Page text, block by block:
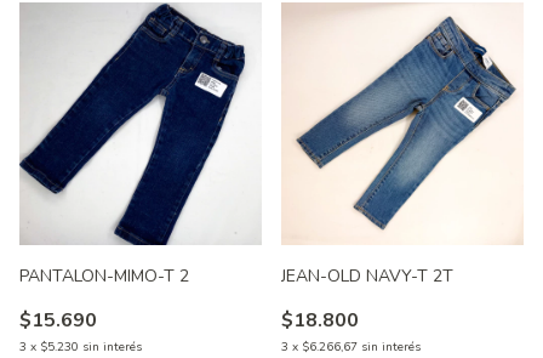
PANTALON-MIMO-T 2
$15.690
3 x $5.230 sin interés
JEAN-OLD NAVY-T 2T
$18.800
3 x $6.266,67 sin interés